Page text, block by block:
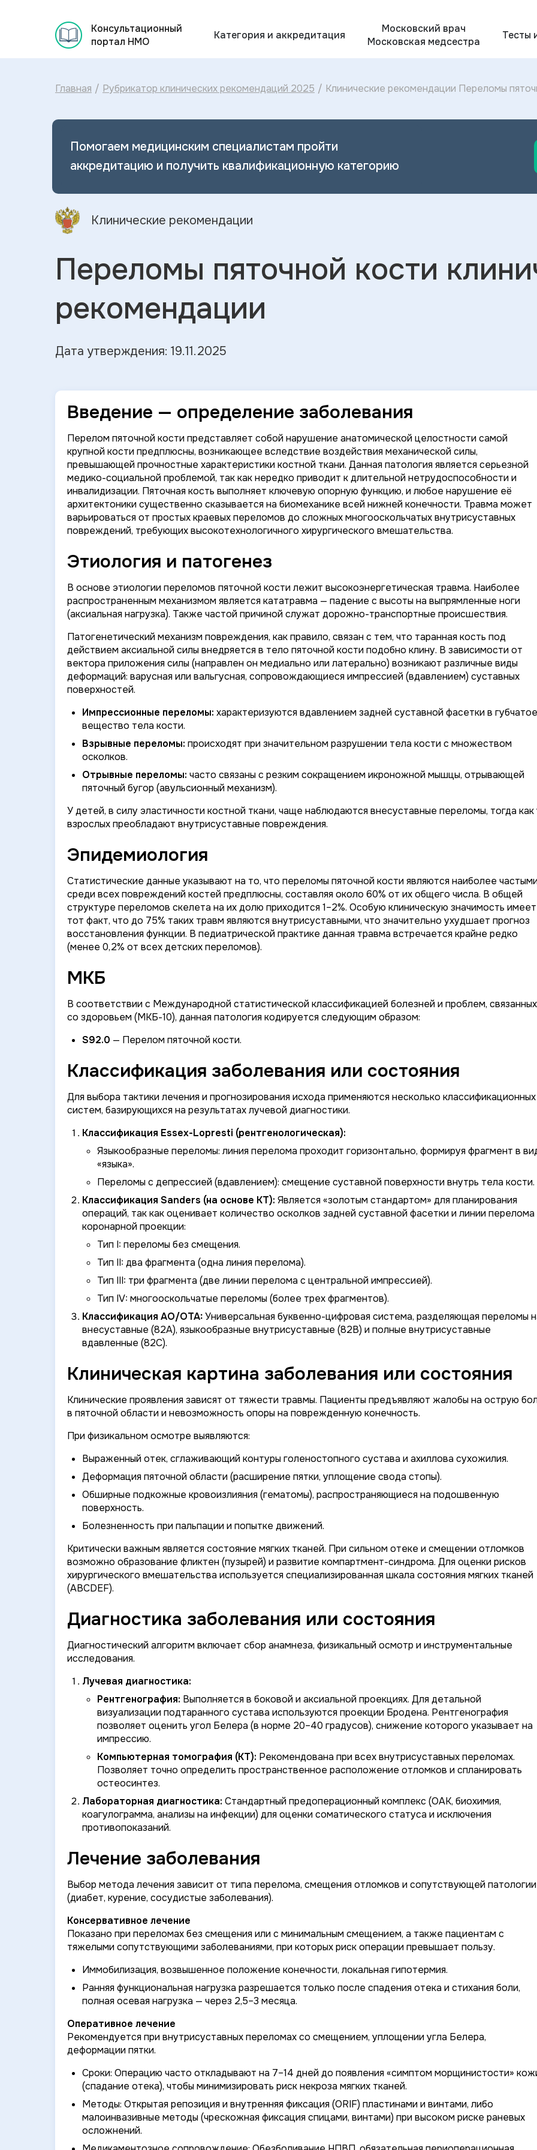
Консультационный
портал НМО
Категория и аккредитация
Московский врач
Московская медсестра
Тесты
Главная / Рубрикатор клинических рекомендаций 2025 / Клинические рекомендации Переломы
Помогаем медицинским специалистам пройти
аккредитацию и получить квалификационную категорию
Клинические рекомендации
Переломы пяточной кости
рекомендации
Дата утверждения: 19.11.2025
Введение — определение заболевания
Перелом пяточной кости представляет собой нарушение анатомической целостности самой
крупной кости предплюсны, возникающее вследствие воздействия механической силы,
превышающей прочностные характеристики костной ткани. Данная патология является серьезной
медико-социальной проблемой, так как нередко приводит к длительной нетрудоспособности и
инвалидизации. Пяточная кость выполняет ключевую опорную функцию, и любое нарушение её
архитектоники существенно сказывается на биомеханике всей нижней конечности. Травма может
варьироваться от простых краевых переломов до сложных многооскольчатых внутрисуставных
повреждений, требующих высокотехнологичного хирургического вмешательства.
Этиология и патогенез
В основе этиологии переломов пяточной кости лежит высокоэнергетическая травма. Наиболее
распространенным механизмом является кататравма — падение с высоты на выпрямленные ноги
(аксиальная нагрузка). Также частой причиной служат дорожно-транспортные происшествия.
Патогенетический механизм повреждения, как правило, связан с тем, что таранная кость под
действием аксиальной силы внедряется в тело пяточной кости подобно клину. В зависимости от
вектора приложения силы (направлен он медиально или латерально) возникают различные виды
деформаций: варусная или вальгусная, сопровождающиеся импрессией (вдавлением) суставных
поверхностей.
Импрессионные переломы: характеризуются вдавлением задней суставной фасетки в губчатое
вещество тела кости.
Взрывные переломы: происходят при значительном разрушении тела кости с множеством
осколков.
Отрывные переломы: часто связаны с резким сокращением икроножной мышцы, отрывающей
пяточный бугор (авульсионный механизм).
У детей, в силу эластичности костной ткани, чаще наблюдаются внесуставные переломы, тогда как
взрослых преобладают внутрисуставные повреждения.
Эпидемиология
Статистические данные указывают на то, что переломы пяточной кости являются наиболее
среди всех повреждений костей предплюсны, составляя около 60% от их общего числа. В общей
структуре переломов скелета на их долю приходится 1–2%. Особую клиническую значимость имеет
тот факт, что до 75% таких травм являются внутрисуставными, что значительно ухудшает прогноз
восстановления функции. В педиатрической практике данная травма встречается крайне редко
(менее 0,2% от всех детских переломов).
МКБ
В соответствии с Международной статистической классификацией болезней и проблем, связанных
со здоровьем (МКБ-10), данная патология кодируется следующим образом:
S92.0 — Перелом пяточной кости.
Классификация заболевания или состояния
Для выбора тактики лечения и прогнозирования исхода применяются несколько классификационных
систем, базирующихся на результатах лучевой диагностики.
Классификация Essex-Lopresti (рентгенологическая):
Языкообразные переломы: линия перелома проходит горизонтально, формируя фрагмент в
«языка».
Переломы с депрессией (вдавлением): смещение суставной поверхности внутрь тела кости.
Классификация Sanders (на основе КТ): Является «золотым стандартом» для планирования
операций, так как оценивает количество осколков задней суставной фасетки и линии перелома
коронарной проекции:
Тип I: переломы без смещения.
Тип II: два фрагмента (одна линия перелома).
Тип III: три фрагмента (две линии перелома с центральной импрессией).
Тип IV: многооскольчатые переломы (более трех фрагментов).
Классификация AO/OTA:Универсальная буквенно-цифровая система, разделяющая переломы
внесуставные (82A), языкообразные внутрисуставные (82B) и полные внутрисуставные
вдавленные (82C).
Клиническая картина заболевания или состояния
Клинические проявления зависят от тяжести травмы. Пациенты предъявляют жалобы на острую
в пяточной области и невозможность опоры на поврежденную конечность.
При физикальном осмотре выявляются:
Выраженный отек, сглаживающий контуры голеностопного сустава и ахиллова сухожилия.
Деформация пяточной области (расширение пятки, уплощение свода стопы).
Обширные подкожные кровоизлияния (гематомы), распространяющиеся на подошвенную
поверхность.
Болезненность при пальпации и попытке движений.
Критически важным является состояние мягких тканей. При сильном отеке и смещении отломков
возможно образование фликтен (пузырей) и развитие компартмент-синдрома. Для оценки рисков
хирургического вмешательства используется специализированная шкала состояния мягких тканей
(ABCDEF).
Диагностика заболевания или состояния
Диагностический алгоритм включает сбор анамнеза, физикальный осмотр и инструментальные
исследования.
Лучевая диагностика:
Рентгенография: Выполняется в боковой и аксиальной проекциях. Для детальной
визуализации подтаранного сустава используются проекции Бродена. Рентгенография
позволяет оценить угол Белера (в норме 20–40 градусов), снижение которого указывает на
импрессию.
Компьютерная томография (КТ): Рекомендована при всех внутрисуставных переломах.
Позволяет точно определить пространственное расположение отломков и спланировать
остеосинтез.
Лабораторная диагностика: Стандартный предоперационный комплекс (ОАК, биохимия,
коагулограмма, анализы на инфекции) для оценки соматического статуса и исключения
противопоказаний.
Лечение заболевания
Выбор метода лечения зависит от типа перелома, смещения отломков и сопутствующей патологии
(диабет, курение, сосудистые заболевания).
Консервативное лечение
Показано при переломах без смещения или с минимальным смещением, а также пациентам с
тяжелыми сопутствующими заболеваниями, при которых риск операции превышает пользу.
Иммобилизация, возвышенное положение конечности, локальная гипотермия.
Ранняя функциональная нагрузка разрешается только после спадения отека и стихания боли,
полная осевая нагрузка — через 2,5–3 месяца.
Оперативное лечение
Рекомендуется при внутрисуставных переломах со смещением, уплощении угла Белера,
деформации пятки.
Сроки: Операцию часто откладывают на 7–14 дней до появления «симптом морщинистости»
(спадание отека), чтобы минимизировать риск некроза мягких тканей.
Методы: Открытая репозиция и внутренняя фиксация (ORIF) пластинами и винтами, либо
малоинвазивные методы (чрескожная фиксация спицами, винтами) при высоком риске раневых
осложнений.